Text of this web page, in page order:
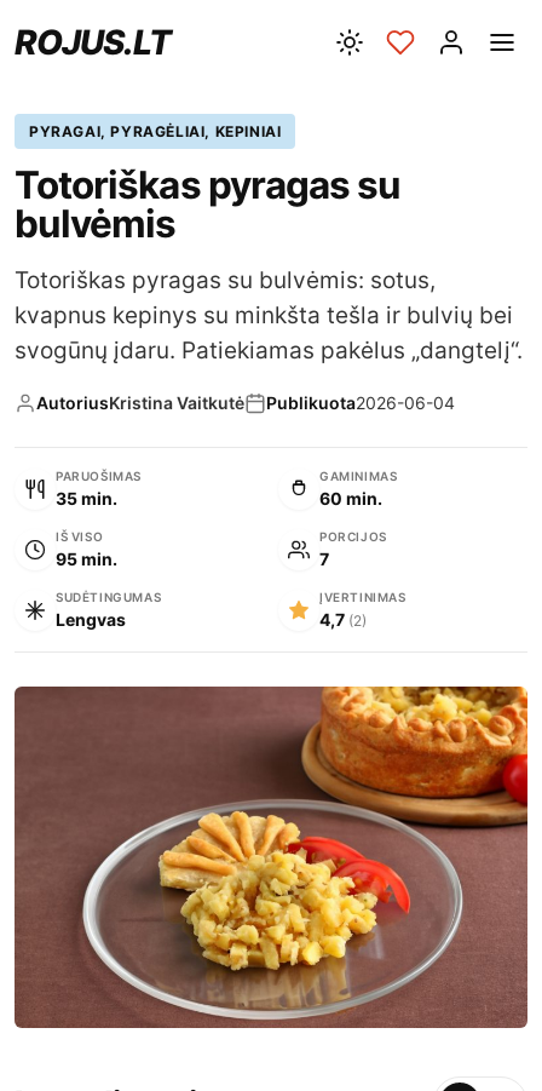
ROJUS.LT
PYRAGAI, PYRAGĖLIAI, KEPINIAI
Totoriškas pyragas su
bulvėmis
Totoriškas pyragas su bulvėmis: sotus,
kvapnus kepinys su minkšta tešla ir bulvių bei
svogūnų įdaru. Patiekiamas pakėlus „dangtelį“.
AutoriusKristina Vaitkutė Publikuota2026-06-04
PARUOŠIMAS
35 min.
GAMINIMAS
60 min.
IŠ VISO
95 min.
PORCIJOS
7
SUDĖTINGUMAS
Lengvas
ĮVERTINIMAS
4,7 (2)